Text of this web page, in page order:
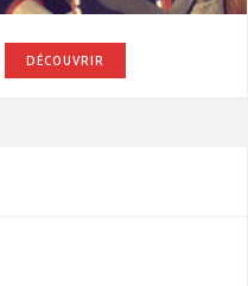
DÉCOUVRIR